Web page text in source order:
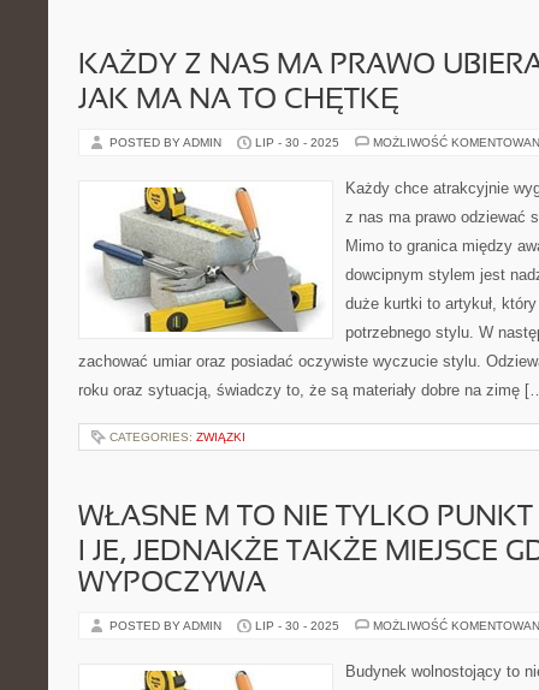
KAŻDY Z NAS MA PRAWO
JAK MA NA TO CHĘTKĘ
POSTED BY ADMIN LIP - 30 - 2025 MOŻLIWOŚĆ
Każdy chce atrakcyjnie
z nas ma prawo odziewać
Mimo to granica między
dowcipnym stylem jest
duże kurtki to artykuł,
potrzebnego stylu. W
zachować umiar oraz posiadać oczywiste wyczucie stylu.
roku oraz sytuacją, świadczy to, że są materiały dobre na zimę
CATEGORIES: ZWIĄZKI
WŁASNE M TO NIE TYLKO PUNKT
I JE, JEDNAKŻE TAKŻE MIEJSCE
WYPOCZYWA
POSTED BY ADMIN LIP - 30 - 2025 MOŻLIWOŚĆ
Budynek wolnostojący to